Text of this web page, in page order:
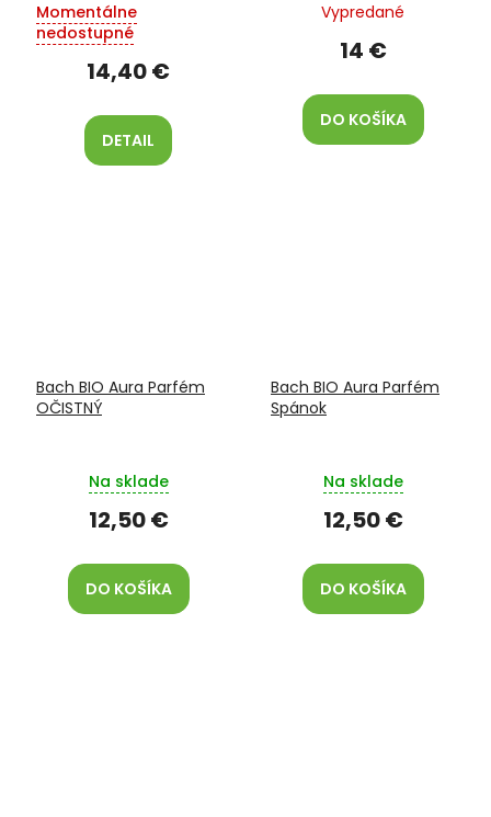
Momentálne
nedostupné
14,40 €
DETAIL
Vypredané
14 €
DO KOŠÍKA
Bach BIO Aura Parfém
OČISTNÝ
Na sklade
12,50 €
DO KOŠÍKA
Bach BIO Aura Parfém
Spánok
Na sklade
12,50 €
DO KOŠÍKA